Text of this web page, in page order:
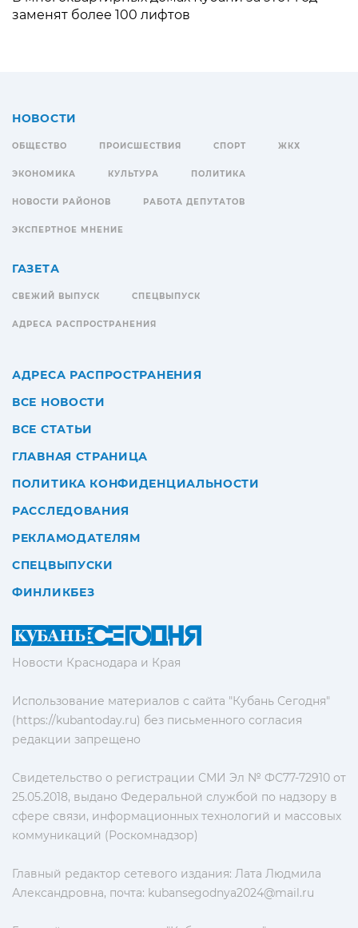
заменят более 100 лифтов
Новости Краснодара и Края
Использование материалов с сайта "Кубань Сегодня"
(https://kubantoday.ru) без письменного согласия
редакции запрещено
Свидетельство о регистрации СМИ Эл № ФС77-72910 от
25.05.2018, выдано Федеральной службой по надзору в
сфере связи, информационных технологий и массовых
коммуникаций (Роскомнадзор)
Главный редактор сетевого издания: Лата Людмила
Александровна, почта: kubansegodnya2024@mail.ru
НОВОСТИ
ОБЩЕСТВО ПРОИСШЕСТВИЯ СПОРТ ЖКХ
ЭКОНОМИКА КУЛЬТУРА ПОЛИТИКА
НОВОСТИ РАЙОНОВ РАБОТА ДЕПУТАТОВ
ЭКСПЕРТНОЕ МНЕНИЕ
ГАЗЕТА
СВЕЖИЙ ВЫПУСК СПЕЦВЫПУСК
АДРЕСА РАСПРОСТРАНЕНИЯ
АДРЕСА РАСПРОСТРАНЕНИЯ
ВСЕ НОВОСТИ
ВСЕ СТАТЬИ
ГЛАВНАЯ СТРАНИЦА
ПОЛИТИКА КОНФИДЕНЦИАЛЬНОСТИ
РАССЛЕДОВАНИЯ
РЕКЛАМОДАТЕЛЯМ
СПЕЦВЫПУСКИ
ФИНЛИКБЕЗ